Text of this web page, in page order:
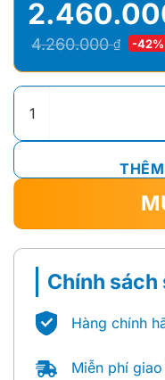
4.260.000₫
Giá
là:
4.260.000 ₫.
Giá
tại
là:
2.460.000 ₫.
-42%
MÁY NƯỚC NÓNG
Chính sách
Hàng chính
Miễn phí